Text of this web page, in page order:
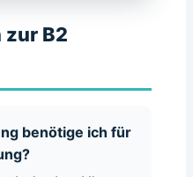
zur B2
benötige ich für